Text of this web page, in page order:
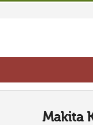
Makita